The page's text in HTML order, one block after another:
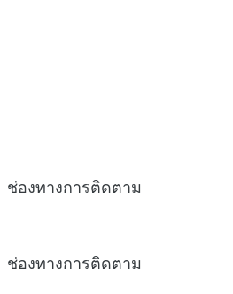
ช่องทางการติดตาม
ช่องทางการติดตาม